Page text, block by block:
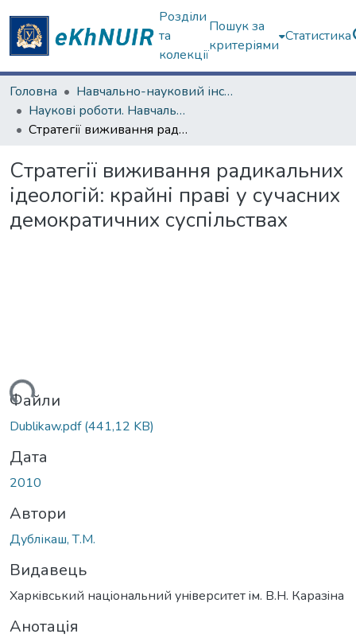
Розділи
та
колекції
Пошук за
критеріями
Статистика
Головна
Навчально-науковий інститут соціології та медіакомунікацій
Наукові роботи. Навчально-науковий інститут соціології та медіакомунікацій
Стратегії виживання радикальних ідеологій: крайні праві у сучасних демократичних суспільствах
Стратегії виживання радикальних
ідеологій: крайні праві у сучасних
демократичних суспільствах
Файли
Dublikaw.pdf(441,12 KB)
Дата
2010
Автори
Дублікаш, Т.М.
Видавець
Харкiвський нацiональний унiверситет iм. В.Н. Каразiна
Анотація